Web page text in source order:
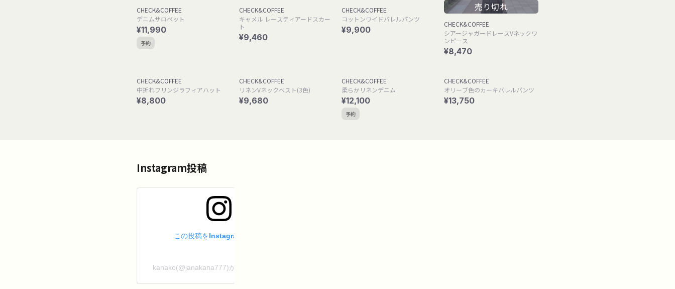
CHECK&COFFEE
デニムサロペット
¥11,990
予約
CHECK&COFFEE
キャメル レースティアードスカー
ト
¥9,460
CHECK&COFFEE
コットンワイドバレルパンツ
¥9,900
売り切れ
CHECK&COFFEE
シアージャガードレースVネックワ
ンピース
¥8,470
CHECK&COFFEE
中折れフリンジラフィアハット
¥8,800
CHECK&COFFEE
リネンVネックベスト(3色)
¥9,680
CHECK&COFFEE
柔らかリネンデニム
¥12,100
予約
CHECK&COFFEE
オリーブ色のカーキバレルパンツ
¥13,750
Instagram投稿
この投稿をInstagramで見る
kanako(@janakana777)がシェアした投稿